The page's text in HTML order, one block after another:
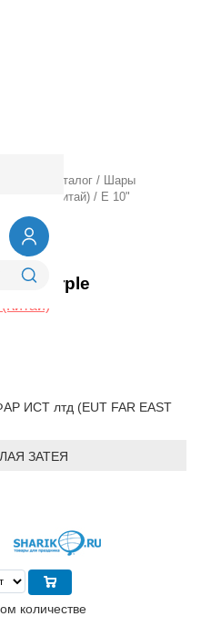
Оптовый каталог /
Шары
ЕУТ 10" (Китай) / Е 10"
Purple
ИСТ лтд (EUT FAR EAST
ЗАТЕЯ
количестве